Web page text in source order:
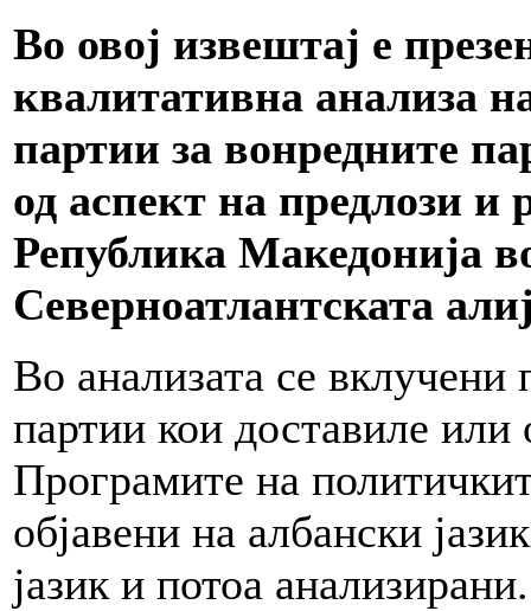
Во овој извештај е
квалитативна анализа
партии за вонредните
од аспект на предлози и
Република Македонија
Северноатлантската
Во анализата се
партии кои доставиле или
Програмите на
објавени на албански
јазик и потоа анализирани.